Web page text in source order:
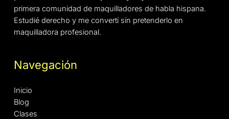
primera comunidad de maquilladores de habla hispana.
Estudié derecho y me convertí sin pretenderlo en
maquilladora profesional.
Navegación
Inicio
Blog
Clases